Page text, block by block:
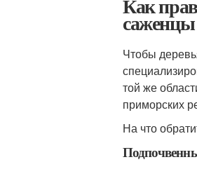
Как
саженцы
Чтобы
той же
приморских
На что